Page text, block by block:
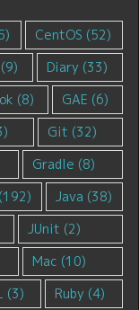
CentOS (52)
(9) Diary (33)
(8) GAE (6)
Git (32)
Gradle (8)
(192) Java (38)
JUnit (2)
Mac (10)
(3) Ruby (4)